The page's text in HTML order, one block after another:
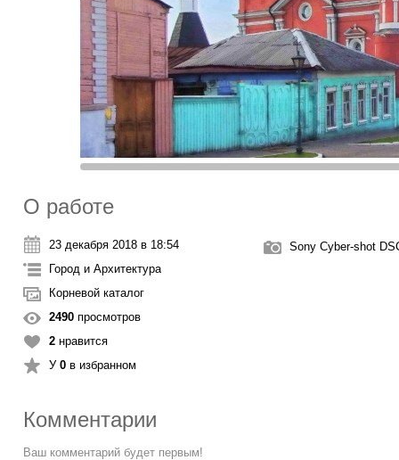
О работе
23 декабря 2018 в 18:54
Город и Архитектура
Корневой каталог
2490 просмотров
2 нравится
У 0 в избранном
Sony Cyber-shot
Комментарии
Ваш комментарий будет первым!